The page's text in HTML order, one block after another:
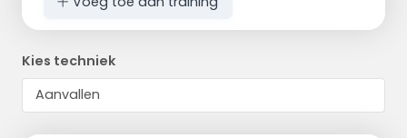
Kies techniek